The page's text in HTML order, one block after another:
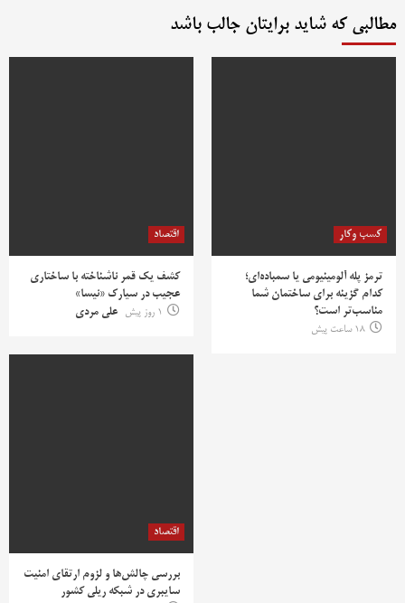
مطالبی که شاید برایتان جالب باشد
کسب وکار
ترمز پله آلومینیومی یا سمباده‌ای؛
کدام گزینه برای ساختمان شما
مناسب‌تر است؟
18 ساعت پیش
اقتصاد
کشف یک قمر ناشناخته با ساختاری
عجیب در سیارک «نیسا»
1 روز پیش
علی مردی
اقتصاد
بررسی چالش‌ها و لزوم ارتقای امنیت
سایبری در شبکه ریلی کشور